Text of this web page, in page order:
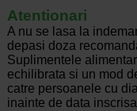
Atentionari
A nu se lasa la
depasi doza
Suplimentele
echilibrata si un mod
catre persoanele cu
inainte de data